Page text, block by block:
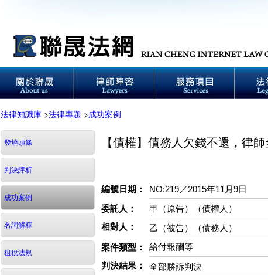
法律知識庫 >法律專題 >成功案例
發燒頭條
判決評析
成功案例
名詞解釋
租稅法規
【債權】債務人欠錢不還，律
編號日期： NO:219／2015年11月9日
委託人：
甲（原告）（債權人）
相對人：
乙（被告）（債務人）
案件類型： 給付報
判決結果： 全部勝訴判決